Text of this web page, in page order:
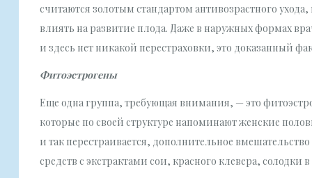
считаются золотым стандартом антивозрастного
влиять на развитие плода. Даже в наружных формах
и здесь нет никакой перестраховки, это доказанный
Фитоэстрогены
Еще одна группа, требующая внимания, — это
которые по своей структуре напоминают женские
и так перестраивается, дополнительное
средств с экстрактами сои, красного клевера, солодки